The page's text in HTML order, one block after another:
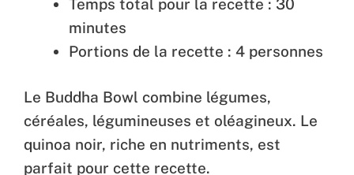
Temps total pour la recette : 30
minutes
Portions de la recette : 4 personnes
Le Buddha Bowl combine légumes,
céréales, légumineuses et oléagineux. Le
quinoa noir, riche en nutriments, est
parfait pour cette recette.